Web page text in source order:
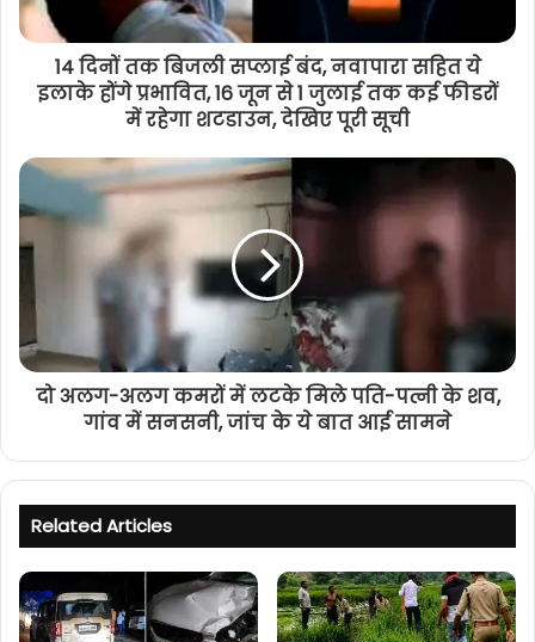
14 दिनों तक बिजली सप्लाई बंद, नवापारा सहित ये
इलाके होंगे प्रभावित, 16 जून से 1 जुलाई तक कई फीडरों
में रहेगा शटडाउन, देखिए पूरी सूची
दो अलग-अलग कमरों में लटके मिले पति-पत्नी के शव,
गांव में सनसनी, जांच के ये बात आई सामने
Related Articles